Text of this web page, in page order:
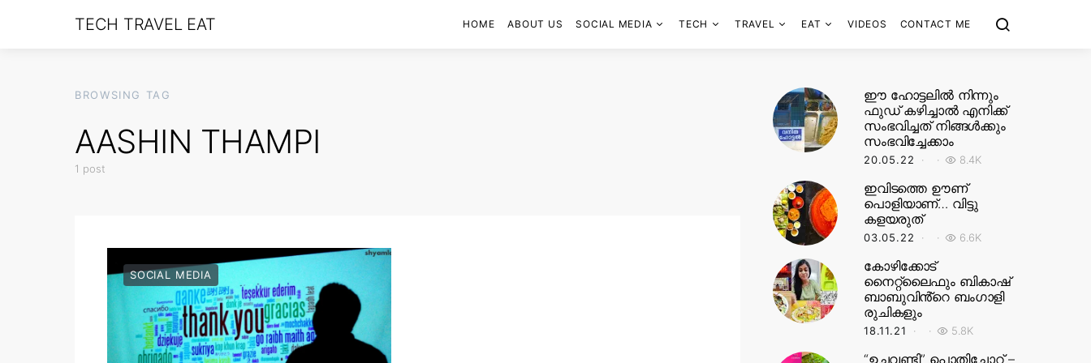
TECH TRAVEL EAT HOME ABOUT US SOCIAL MEDIA TECH TRAVEL EAT VIDEOS CONTACT ME
BROWSING TAG
AASHIN THAMPI
1 post
SOCIAL MEDIA
ഈ ഹോട്ടലിൽ നിന്നും
ഫുഡ് കഴിച്ചാൽ എനിക്ക്
സംഭവിച്ചത് നിങ്ങൾക്കും
സംഭവിച്ചേക്കാം
20.05.22 8.4K
ഇവിടത്തെ ഊണ്
പൊളിയാണ്… വിട്ടു
കളയരുത്
03.05.22 6.6K
കോഴിക്കോട്
നൈറ്റ്‌ലൈഫും ബികാഷ്
ബാബുവിൻ്റെ ബംഗാളി
രുചികളും
18.11.21 5.8K
“ഉച്ചവണ്ടി” പൊതിച്ചോറ് –